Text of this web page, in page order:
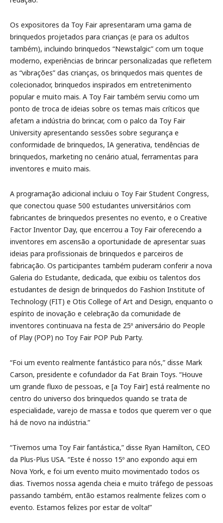
Os expositores da Toy Fair apresentaram uma gama de
brinquedos projetados para crianças (e para os adultos
também), incluindo brinquedos “Newstalgic” com um toque
moderno, experiências de brincar personalizadas que refletem
as “vibrações” das crianças, os brinquedos mais quentes de
colecionador, brinquedos inspirados em entretenimento
popular e muito mais. A Toy Fair também serviu como um
ponto de troca de ideias sobre os temas mais críticos que
afetam a indústria do brincar, com o palco da Toy Fair
University apresentando sessões sobre segurança e
conformidade de brinquedos, IA generativa, tendências de
brinquedos, marketing no cenário atual, ferramentas para
inventores e muito mais.
A programação adicional incluiu o Toy Fair Student Congress,
que conectou quase 500 estudantes universitários com
fabricantes de brinquedos presentes no evento, e o Creative
Factor Inventor Day, que encerrou a Toy Fair oferecendo a
inventores em ascensão a oportunidade de apresentar suas
ideias para profissionais de brinquedos e parceiros de
fabricação. Os participantes também puderam conferir a nova
Galeria do Estudante, dedicada, que exibiu os talentos dos
estudantes de design de brinquedos do Fashion Institute of
Technology (FIT) e Otis College of Art and Design, enquanto o
espírito de inovação e celebração da comunidade de
inventores continuava na festa de 25º aniversário do People
of Play (POP) no Toy Fair POP Pub Party.
“Foi um evento realmente fantástico para nós,” disse Mark
Carson, presidente e cofundador da Fat Brain Toys. “Houve
um grande fluxo de pessoas, e [a Toy Fair] está realmente no
centro do universo dos brinquedos quando se trata de
especialidade, varejo de massa e todos que querem ver o que
há de novo na indústria.”
“Tivemos uma Toy Fair fantástica,” disse Ryan Hamilton, CEO
da Plus-Plus USA. “Este é nosso 15º ano expondo aqui em
Nova York, e foi um evento muito movimentado todos os
dias. Tivemos nossa agenda cheia e muito tráfego de pessoas
passando também, então estamos realmente felizes com o
evento. Estamos felizes por estar de volta!”